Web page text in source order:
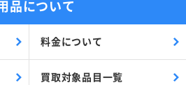
品について
料金について
買取対象品目一覧